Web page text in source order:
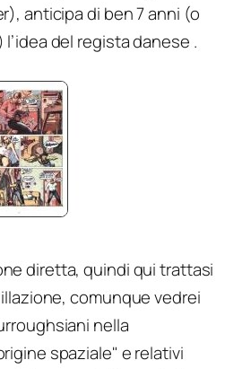
anticipa di ben 7 anni (o
del regista danese .
diretta, quindi qui trattasi
comunque vedrei
nella
spaziale" e relativi